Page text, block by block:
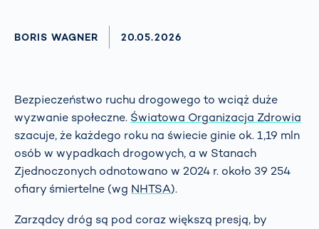
AUTHOR
BORIS WAGNER AKTUALISIERT AM:
20.05.2026
Bezpieczeństwo ruchu drogowego to wciąż duże
wyzwanie społeczne. Światowa Organizacja Zdrowia
szacuje, że każdego roku na świecie ginie ok. 1,19 mln
osób w wypadkach drogowych, a w Stanach
Zjednoczonych odnotowano w 2024 r. około 39 254
ofiary śmiertelne (wg NHTSA).
Zarządcy dróg są pod coraz większą presją, by